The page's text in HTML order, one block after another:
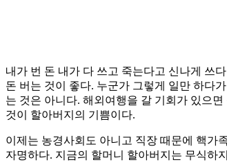
내가 번 돈 내가 다 쓰고 죽는다고 신나게 쓰
돈 버는 것이 좋다. 누군가 그렇게 일만 하다
는 것은 아니다. 해외여행을 갈 기회가 있으
것이 할아버지의 기쁨이다.
이제는 농경사회도 아니고 직장 때문에 핵가
자명하다. 지금의 할머니 할아버지는 무식하